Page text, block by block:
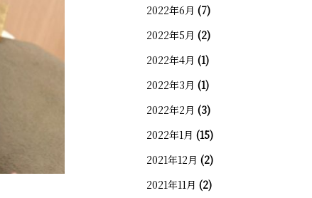
2022年6月 (7)
2022年5月 (2)
2022年4月 (1)
2022年3月 (1)
2022年2月 (3)
2022年1月 (15)
2021年12月 (2)
2021年11月 (2)